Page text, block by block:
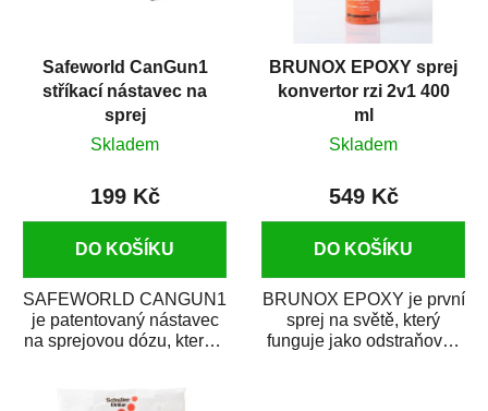
Safeworld CanGun1
stříkací nástavec na
sprej
Skladem
199 Kč
DO KOŠÍKU
SAFEWORLD CANGUN1
je patentovaný nástavec
na sprejovou dózu, který ji
BRUNOX EPOXY sprej
konvertor rzi 2v1 400
ml
Skladem
549 Kč
DO KOŠÍKU
BRUNOX EPOXY je první
sprej na světě, který
funguje jako odstraňovač